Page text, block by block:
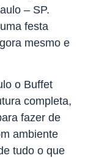
– SP.
festa
mesmo e
o Buffet
completa,
fazer de
ambiente
tudo o que